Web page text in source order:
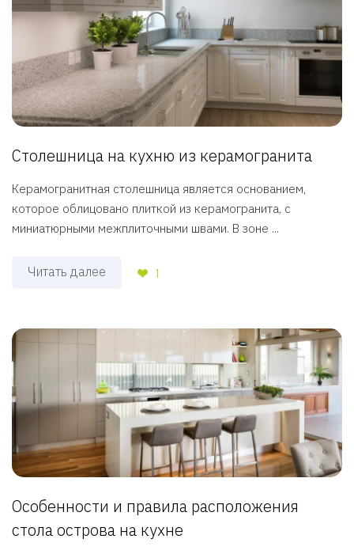
Столешница на кухню из керамогранита
Керамогранитная столешница является основанием,
которое облицовано плиткой из керамогранита, с
миниатюрными межплиточными швами. В зоне ...
Читать далее 1
Особенности и правила расположения
стола острова на кухне